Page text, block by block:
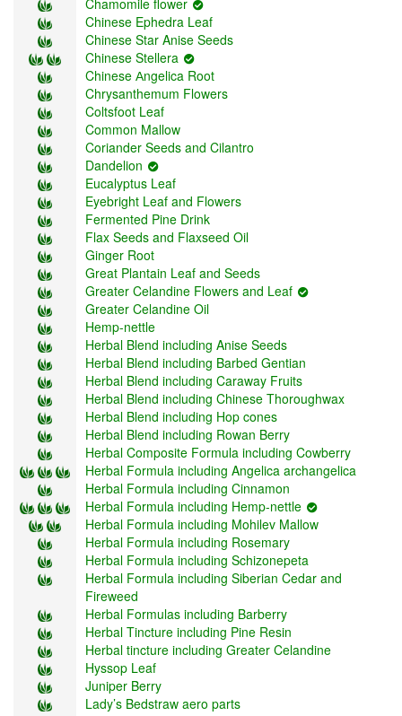
Chinese Ephedra Leaf
Chinese Star Anise Seeds
Chinese Stellera
Chinese Аngelica Root
Chrysanthemum Flowers
Coltsfoot Leaf
Common Mallow
Coriander Seeds and Cilantro
Dandelion
Eucalyptus Leaf
Eyebright Leaf and Flowers
Fermented Pine Drink
Flax Seeds and Flaxseed Oil
Ginger Root
Great Plantain Leaf and Seeds
Greater Celandine Flowers and Leaf
Greater Celandine Oil
Hemp-nettle
Herbal Blend including Anise Seeds
Herbal Blend including Barbed Gentian
Herbal Blend including Caraway Fruits
Herbal Blend including Chinese Thoroughwax
Herbal Blend including Hop cones
Herbal Blend including Rowan Berry
Herbal Composite Formula including Cowberry
Herbal Formula including Angelica archangelica
Herbal Formula including Cinnamon
Herbal Formula including Hemp-nettle
Herbal Formula including Mohilev Mallow
Herbal Formula including Rosemary
Herbal Formula including Schizonepeta
Herbal Formula including Siberian Cedar and
Fireweed
Herbal Formulas including Barberry
Herbal Tincture including Pine Resin
Herbal tincture including Greater Celandine
Hyssop Leaf
Juniper Berry
Lady’s Bedstraw aero parts